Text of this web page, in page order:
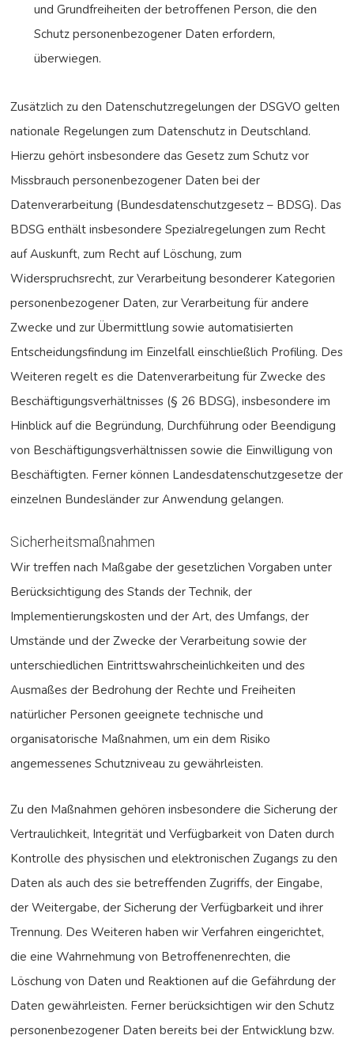
und Grundfreiheiten der betroffenen Person, die den
Schutz personenbezogener Daten erfordern,
überwiegen.
Zusätzlich zu den Datenschutzregelungen der DSGVO gelten
nationale Regelungen zum Datenschutz in Deutschland.
Hierzu gehört insbesondere das Gesetz zum Schutz vor
Missbrauch personenbezogener Daten bei der
Datenverarbeitung (Bundesdatenschutzgesetz – BDSG). Das
BDSG enthält insbesondere Spezialregelungen zum Recht
auf Auskunft, zum Recht auf Löschung, zum
Widerspruchsrecht, zur Verarbeitung besonderer Kategorien
personenbezogener Daten, zur Verarbeitung für andere
Zwecke und zur Übermittlung sowie automatisierten
Entscheidungsfindung im Einzelfall einschließlich Profiling. Des
Weiteren regelt es die Datenverarbeitung für Zwecke des
Beschäftigungsverhältnisses (§ 26 BDSG), insbesondere im
Hinblick auf die Begründung, Durchführung oder Beendigung
von Beschäftigungsverhältnissen sowie die Einwilligung von
Beschäftigten. Ferner können Landesdatenschutzgesetze der
einzelnen Bundesländer zur Anwendung gelangen.
Sicherheitsmaßnahmen
Wir treffen nach Maßgabe der gesetzlichen Vorgaben unter
Berücksichtigung des Stands der Technik, der
Implementierungskosten und der Art, des Umfangs, der
Umstände und der Zwecke der Verarbeitung sowie der
unterschiedlichen Eintrittswahrscheinlichkeiten und des
Ausmaßes der Bedrohung der Rechte und Freiheiten
natürlicher Personen geeignete technische und
organisatorische Maßnahmen, um ein dem Risiko
angemessenes Schutzniveau zu gewährleisten.
Zu den Maßnahmen gehören insbesondere die Sicherung der
Vertraulichkeit, Integrität und Verfügbarkeit von Daten durch
Kontrolle des physischen und elektronischen Zugangs zu den
Daten als auch des sie betreffenden Zugriffs, der Eingabe,
der Weitergabe, der Sicherung der Verfügbarkeit und ihrer
Trennung. Des Weiteren haben wir Verfahren eingerichtet,
die eine Wahrnehmung von Betroffenenrechten, die
Löschung von Daten und Reaktionen auf die Gefährdung der
Daten gewährleisten. Ferner berücksichtigen wir den Schutz
personenbezogener Daten bereits bei der Entwicklung bzw.